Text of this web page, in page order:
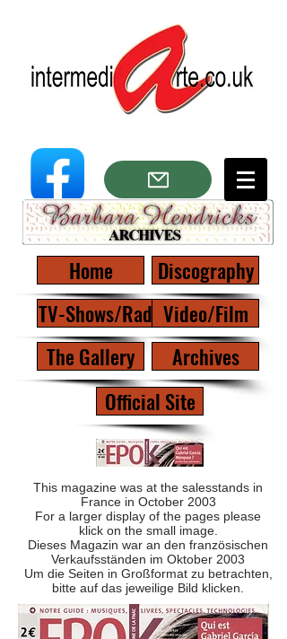
Home
TV-Shows/Radio
The Gallery
Discography
Video/Film
Archives
Official Site
This magazine was at the salesstands in
France in October 2003
For a larger display of the pages please
klick on the small image.
Dieses Magazin war an den französischen
Verkaufsständen im Oktober 2003
Um die Seiten in Großformat zu betrachten,
bitte auf das jeweilige Bild klicken.